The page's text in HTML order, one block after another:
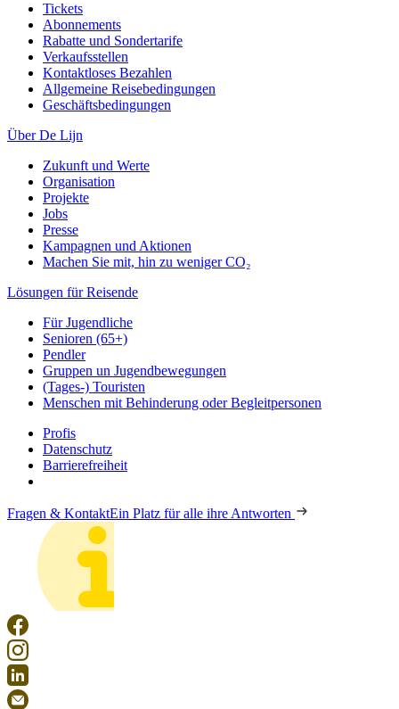
Tickets
Abonnements
Rabatte und Sondertarife
Verkaufsstellen
Kontaktloses Bezahlen
Allgemeine Reisebedingungen
Geschäftsbedingungen
Über De Lijn
Zukunft und Werte
Organisation
Projekte
Jobs
Presse
Kampagnen und Aktionen
Machen Sie mit, hin zu weniger CO₂
Lösungen für Reisende
Für Jugendliche
Senioren (65+)
Pendler
Gruppen un Jugendbewegungen
(Tages-) Touristen
Menschen mit Behinderung oder Begleitpersonen
Profis
Datenschutz
Barrierefreiheit
Fragen & KontaktEin Platz für alle ihre Antworten